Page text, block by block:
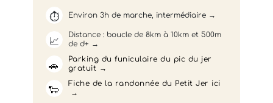
⏱️ Environ 3h de marche, intermédiaire
📈
Distance : boucle de 8km à 10km et 500m
de d+
🚗
Parking du funiculaire du pic du jer
gratuit
🐑 Fiche de la randonnée du Petit Jer ici